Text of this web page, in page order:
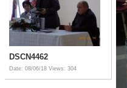
DSCN4462
Date: 08/06/18 Views: 304